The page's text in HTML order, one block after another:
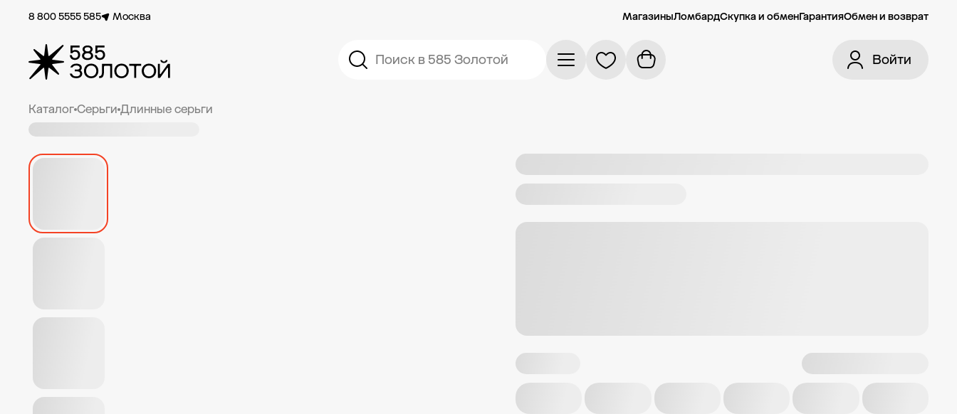
8 800 5555 585 Москва МагазиныЛомбардСкупка и обменГарантияОбмен и возврат
Поиск в 585 Золотой Войти
Каталог Серьги Длинные серьги